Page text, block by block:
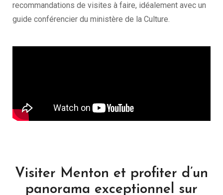
recommandations de visites à faire, idéalement avec un
guide conférencier du ministère de la Culture.
Visiter Menton et profiter d’un
panorama exceptionnel sur